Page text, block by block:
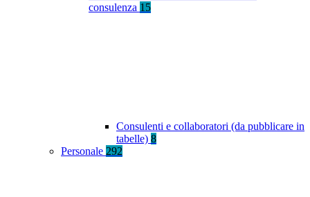
consulenza 15
Consulenti e collaboratori (da pubblicare in
tabelle) 8
Personale 292